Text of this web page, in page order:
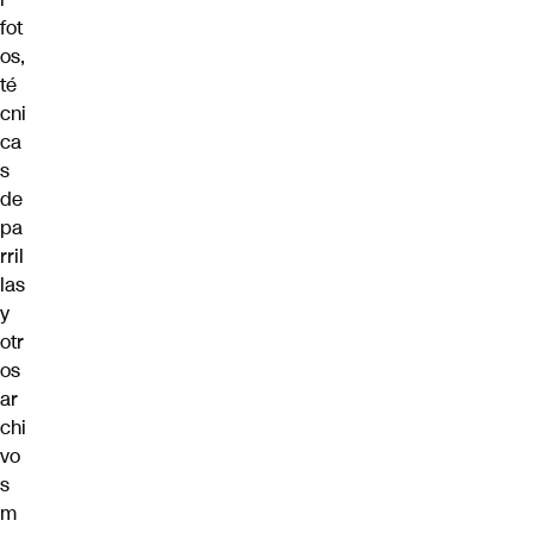
fot
os,
té
cni
ca
s
de
pa
rril
las
y
otr
os
ar
chi
vo
s
m